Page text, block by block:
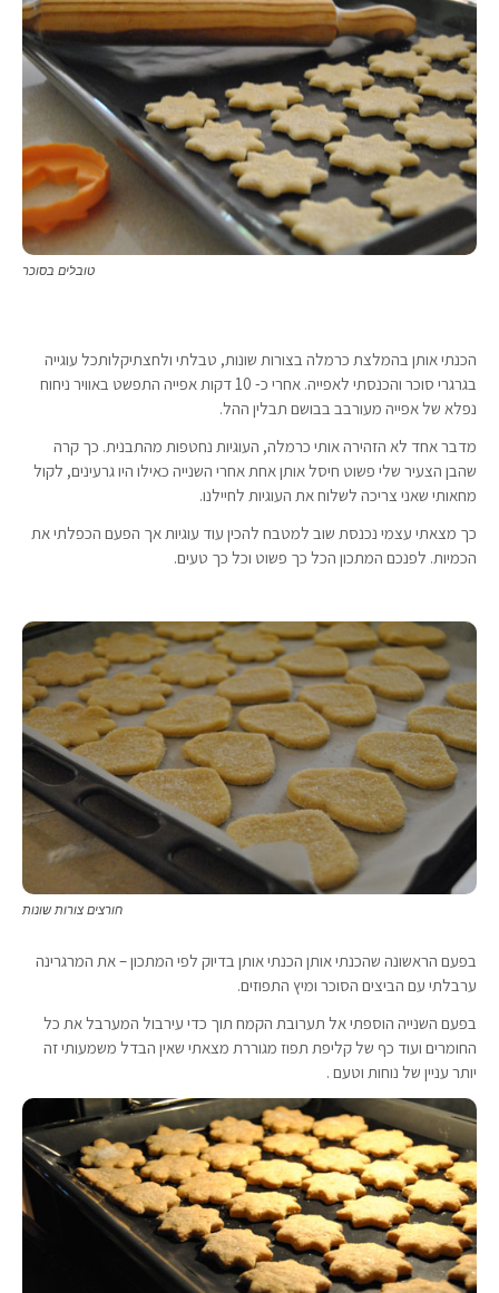
טובלים בסוכר
הכנתי אותן בהמלצת כרמלה בצורות שונות, טבלתי ולחצתיקלותכל עוגייה
בגרגרי סוכר והכנסתי לאפייה. אחרי כ- 10 דקות אפייה התפשט באוויר ניחוח
נפלא של אפייה מעורבב בבושם תבלין ההל.
מדבר אחד לא הזהירה אותי כרמלה, העוגיות נחטפות מהתבנית. כך קרה
שהבן הצעיר שלי פשוט חיסל אותן אחת אחרי השנייה כאילו היו גרעינים, לקול
מחאותי שאני צריכה לשלוח את העוגיות לחיילנו.
כך מצאתי עצמי נכנסת שוב למטבח להכין עוד עוגיות אך הפעם הכפלתי את
הכמיות. לפנכם המתכון הכל כך פשוט וכל כך טעים.
חורצים צורות שונות
בפעם הראשונה שהכנתי אותן הכנתי אותן בדיוק לפי המתכון – את המרגרינה
ערבלתי עם הביצים הסוכר ומיץ התפוזים.
בפעם השנייה הוספתי אל תערובת הקמח תוך כדי עירבול המערבל את כל
החומרים ועוד כף של קליפת תפוז מגוררת מצאתי שאין הבדל משמעותי זה
יותר עניין של נוחות וטעם .